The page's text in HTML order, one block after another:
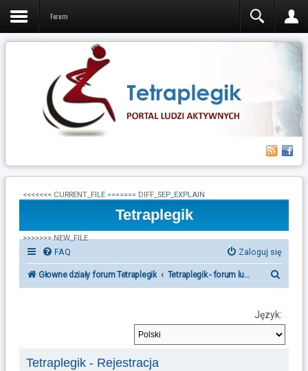
Forum
<<<<<<< CURRENT_FILE ======= DIFF_SEP_EXPLAIN
Tetraplegik
>>>>>>> NEW_FILE
FAQ Zaloguj się
Głowne działy forum Tetraplegik Tetraplegik - forum ludzi po urazie
Język:
Tetraplegik - Rejestracja